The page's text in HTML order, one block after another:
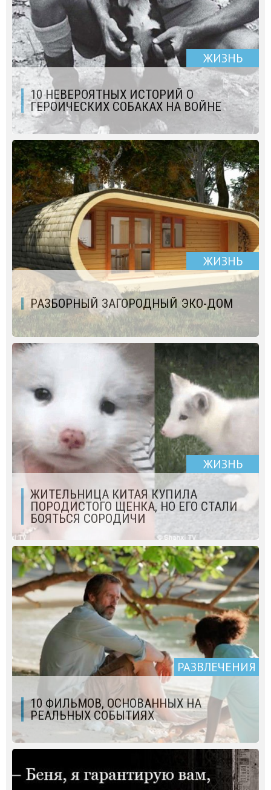
ЖИЗНЬ
10 НЕВЕРОЯТНЫХ ИСТОРИЙ О
ГЕРОИЧЕСКИХ СОБАКАХ НА ВОЙНЕ
ЖИЗНЬ
РАЗБОРНЫЙ ЗАГОРОДНЫЙ ЭКО-ДОМ
ЖИЗНЬ
ЖИТЕЛЬНИЦА КИТАЯ КУПИЛА
ПОРОДИСТОГО ЩЕНКА, НО ЕГО СТАЛИ
БОЯТЬСЯ СОРОДИЧИ
РАЗВЛЕЧЕНИЯ
10 ФИЛЬМОВ, ОСНОВАННЫХ НА
РЕАЛЬНЫХ СОБЫТИЯХ